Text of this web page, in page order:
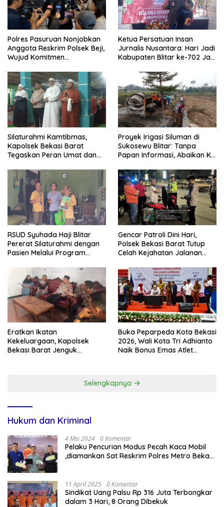
Polres Pasuruan Nonjobkan
Anggota Reskrim Polsek Beji,
Wujud Komitmen
Dugaan Penganiayaan
Ketua Persatuan Insan
Jurnalis Nusantara: Hari Jadi
Kabupaten Blitar ke-702 Jadi
Pembangunan
Silaturahmi Kamtibmas,
Kapolsek Bekasi Barat
Tegaskan Peran Umat dan
Kondusivitas Wilayah
Proyek Irigasi Siluman di
Sukosewu Blitar: Tanpa
Papan Informasi, Abaikan K3,
Tanggung Jawab
RSUD Syuhada Haji Blitar
Pererat Silaturahmi dengan
Pasien Melalui Program
Gencar Patroli Dini Hari,
Polsek Bekasi Barat Tutup
Celah Kejahatan Jalanan
Eratkan Ikatan
Kekeluargaan, Kapolsek
Bekasi Barat Jenguk
Buka Peparpeda Kota Bekasi
2026, Wali Kota Tri Adhianto
Naik Bonus Emas Atlet
Selengkapnya
Hukum dan Kriminal
4 Mei 2024 0 Komentar
Pelaku Pencurian Modus Pecah Kaca Mobil
,diamankan Sat Reskrim Polres Metro Bekasi
11 April 2025 0 Komentar
Sindikat Uang Palsu Rp 316 Juta Terbongkar
dalam 3 Hari, 8 Orang Dibekuk